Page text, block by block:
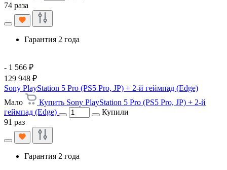
74 раза
Гарантия 2 года
- 1 566 ₽
129 948 ₽
Sony PlayStation 5 Pro (PS5 Pro, JP) + 2-й геймпад (Edge)
Мало
Купить Sony PlayStation 5 Pro (PS5 Pro, JP) + 2-й
геймпад (Edge)
Купили
91 раз
Гарантия 2 года